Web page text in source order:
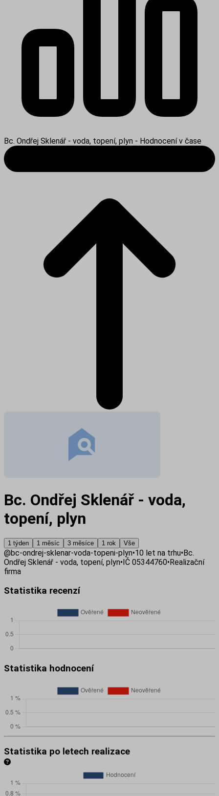
Bc. Ondřej Sklenář - voda, topení, plyn - Hodnocení v čase
Bc. Ondřej Sklenář - voda,
topení, plyn
1 týden 1 měsíc 3 měsíce 1 rok Vše
@bc-ondrej-sklenar-voda-topeni-plyn•10 let na trhu•Bc.
Ondřej Sklenář - voda, topení, plyn•IČ 05344760•Realizační
firma
Statistika recenzí
Statistika hodnocení
Statistika po letech realizace